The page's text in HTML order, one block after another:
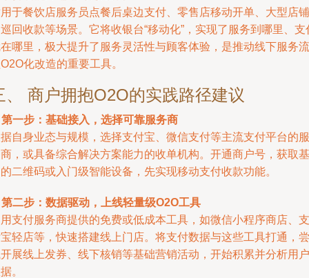
于餐饮店服务员点餐后桌边支付、零售店移动开单、大型店铺
回收款等场景。它将收银台“移动化”，实现了服务到哪里、支
哪里，极大提升了服务灵活性与顾客体验，是推动线下服务流
化改造的重要工具。
、 商户拥抱O2O的实践路径建议
第一步：基础接入，选择可靠服务商
自身业态与规模，选择支付宝、微信支付等主流支付平台的服
，或具备综合解决方案能力的收单机构。开通商户号，获取基
二维码或入门级智能设备，先实现移动支付收款功能。
第二步：数据驱动，上线轻量级O2O工具
支付服务商提供的免费或低成本工具，如微信小程序商店、支
轻店等，快速搭建线上门店。将支付数据与这些工具打通，尝
展线上发券、线下核销等基础营销活动，开始积累并分析用户
。